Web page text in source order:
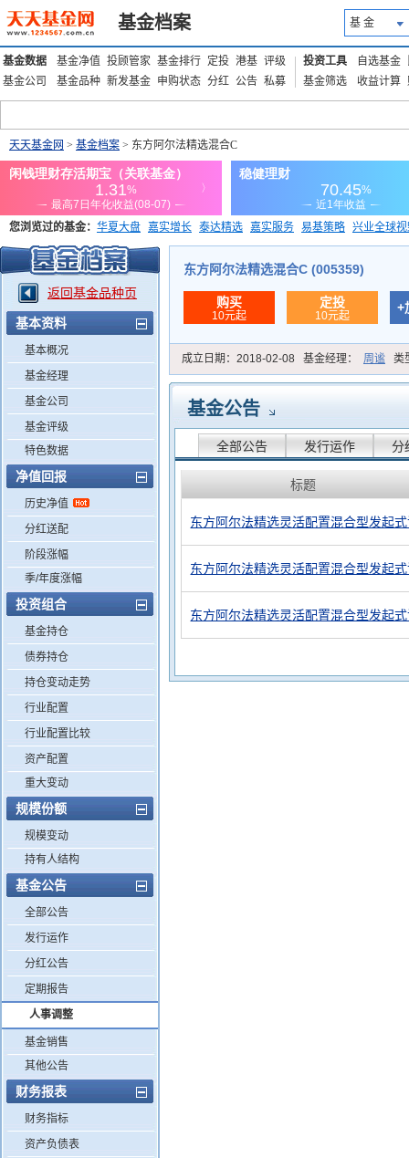
基金档案 基 金
基金数据 基金净值 投顾管家 基金排行 定投 港基 评级
基金公司
基金品种 新发基金 申购状态 分红 公告 私募
投资工具 自选基金
基金筛选
收益计算
天天基金网 > 基金档案 > 东方阿尔法精选混合C
您浏览过的基金： 华夏大盘 嘉实增长 泰达精选 嘉实服务 易基策略 兴业全球
添富优势 华安宏利 上证180价值ETF
返回基金品种页
基本资料
基本概况
基金经理
基金公司
基金评级
特色数据
净值回报
历史净值
分红送配
阶段涨幅
季/年度涨幅
投资组合
基金持仓
债券持仓
持仓变动走势
行业配置
行业配置比较
资产配置
重大变动
规模份额
规模变动
持有人结构
基金公告
全部公告
发行运作
分红公告
定期报告
人事调整
基金销售
其他公告
财务报表
财务指标
资产负债表
东方阿尔法精选混合C (005359)
购买
10元起
定投
10元起
+
成立日期： 2018-02-08 基金经理： 周谧 类
基金公告
全部公告 发行运作 分
标题
东方阿尔法精选灵活配置混合型发起
东方阿尔法精选灵活配置混合型发起
东方阿尔法精选灵活配置混合型发起